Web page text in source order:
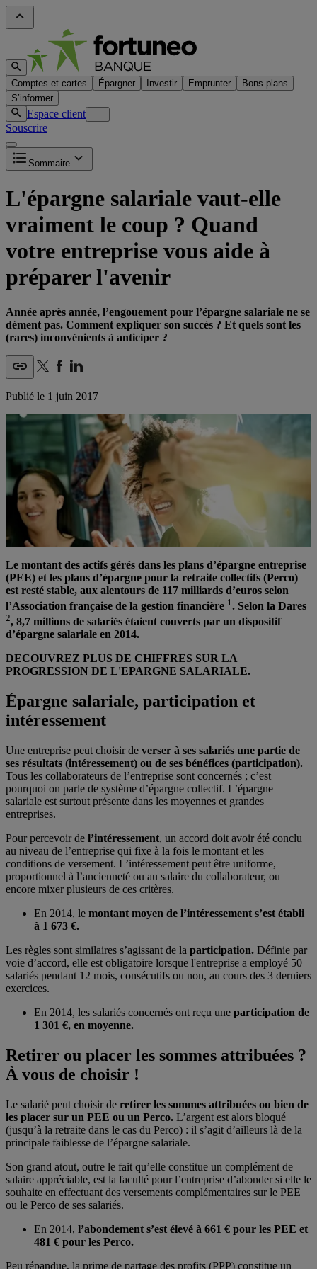
Comptes et cartes Épargner Investir Emprunter
Bons plans
S’informer
Espace client
Souscrire
Sommaire
L'épargne salariale vaut-elle
vraiment le coup ? Quand
votre entreprise vous aide à
préparer l'avenir
Année après année, l’engouement pour l’épargne salariale ne se
dément pas. Comment expliquer son succès ? Et quels sont les
(rares) inconvénients à anticiper ?
Publié le 1 juin 2017
Le montant des actifs gérés dans les plans d’épargne entreprise
(PEE) et les plans d’épargne pour la retraite collectifs (Perco)
est resté stable, aux alentours de 117 milliards d’euros selon
l’Association française de la gestion financière 1 . Selon la Dares
2, 8,7 millions de salariés étaient couverts par un dispositif
d’épargne salariale en 2014.
DECOUVREZ PLUS DE CHIFFRES SUR LA
PROGRESSION DE L'EPARGNE SALARIALE.
Épargne salariale, participation et
intéressement
Une entreprise peut choisir de verser à ses salariés une partie de
ses résultats (intéressement) ou de ses bénéfices (participation).
Tous les collaborateurs de l’entreprise sont concernés ; c’est
pourquoi on parle de système d’épargne collectif. L’épargne
salariale est surtout présente dans les moyennes et grandes
entreprises.
Pour percevoir de l’intéressement, un accord doit avoir été conclu
au niveau de l’entreprise qui fixe à la fois le montant et les
conditions de versement. L’intéressement peut être uniforme,
proportionnel à l’ancienneté ou au salaire du collaborateur, ou
encore mixer plusieurs de ces critères.
En 2014, le montant moyen de l’intéressement s’est établi
à 1 673 €.
Les règles sont similaires s’agissant de la participation. Définie par
voie d’accord, elle est obligatoire lorsque l'entreprise a employé 50
salariés pendant 12 mois, consécutifs ou non, au cours des 3 derniers
exercices.
En 2014, les salariés concernés ont reçu une participation de
1 301 €, en moyenne.
Retirer ou placer les sommes attribuées ?
À vous de choisir !
Le salarié peut choisir de retirer les sommes attribuées ou bien de
les placer sur un PEE ou un Perco. L’argent est alors bloqué
(jusqu’à la retraite dans le cas du Perco) : il s’agit d’ailleurs là de la
principale faiblesse de l’épargne salariale.
Son grand atout, outre le fait qu’elle constitue un complément de
salaire appréciable, est la faculté pour l’entreprise d’abonder si elle le
souhaite en effectuant des versements complémentaires sur le PEE
ou le Perco de ses salariés.
En 2014, l’abondement s’est élevé à 661 € pour les PEE et
481 € pour les Perco.
Peu répandue, la prime de partage des profits (PPP) constitue un